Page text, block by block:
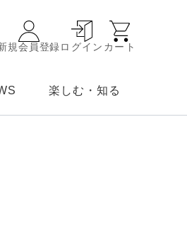
規会員登録ログイン カート
楽しむ・知る